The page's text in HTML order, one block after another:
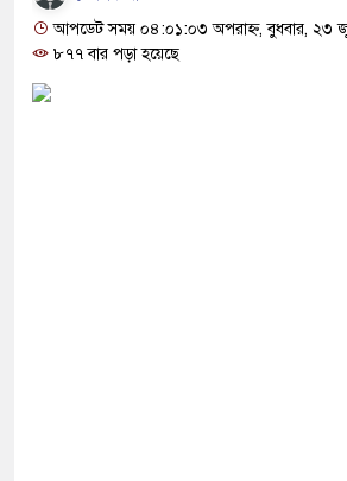
জুতা নিক্ষেপকারীরা জা’র’জ, রাজপথে নামলে
আপডেট সময় ০৪:০১:০৩ অপরাহ্ন, বুধবার, ২৩
৮৭৭ বার পড়া হয়েছে